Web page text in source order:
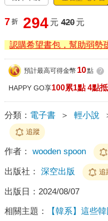
7 折 294 元 420 元
認購希望書包，幫助弱勢
預計最高可得金幣 10點 ?
HAPPY GO享100累1點 4點
分類： 電子書 ＞ 輕小說
追蹤
作者： wooden spoon
出版社： 深空出版 追
出版日： 2024/08/07
相關主題： 【韓系】這些